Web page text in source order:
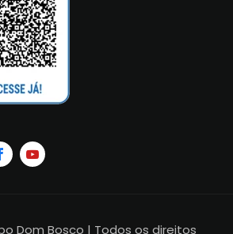
Dom Bosco | Todos os direitos